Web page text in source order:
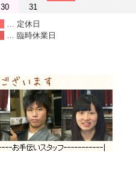
30
31
… 定休日
… 臨時休業日